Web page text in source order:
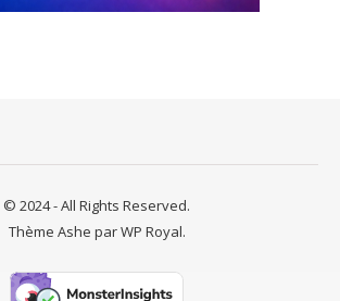
© 2024 - All Rights Reserved.
Thème Ashe parWP Royal.